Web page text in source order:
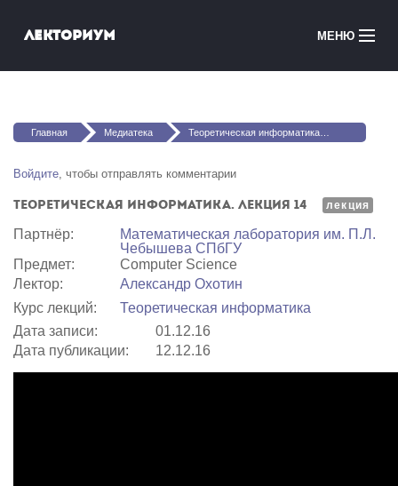
Лекториум МЕНЮ
Медиатека
Courses in English
Вы здесь
Главная Медиатека Теоретическая информатика. Лекция 14
Войдите, чтобы отправлять комментарии
Теоретическая информатика. Лекция 14 лекция
Партнёр:
Математичеcкая лаборатория им. П.Л.
Чебышева СПбГУ
Предмет:
Computer Science
Лектор:
Александр Охотин
Курс лекций:
Теоретическая информатика
Дата записи:
01.12.16
Дата публикации:
12.12.16